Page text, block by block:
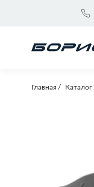
Главная Каталог